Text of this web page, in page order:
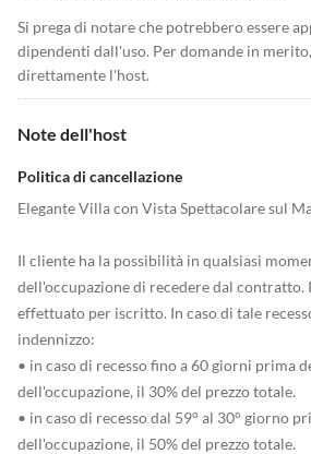
Si prega di notare che potrebbero essere
dipendenti dall'uso. Per domande in
direttamente l'host.
Note dell'host
Politica di cancellazione
Elegante Villa con Vista Spettacolare sul
Il cliente ha la possibilità in qualsiasi
dell'occupazione di recedere dal contratto.
effettuato per iscritto. In caso di tale
indennizzo:
• in caso di recesso fino a 60 giorni prima
dell'occupazione, il 30% del prezzo totale.
• in caso di recesso dal 59° al 30° giorno
dell'occupazione, il 50% del prezzo totale.